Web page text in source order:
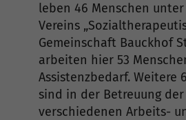
leben 46 Menschen
Vereins
Gemeinschaft Bauckhof
arbeiten hier 53
Assistenzbedarf. Weitere
sind in der Betreuung der
verschiedenen Arbeits-